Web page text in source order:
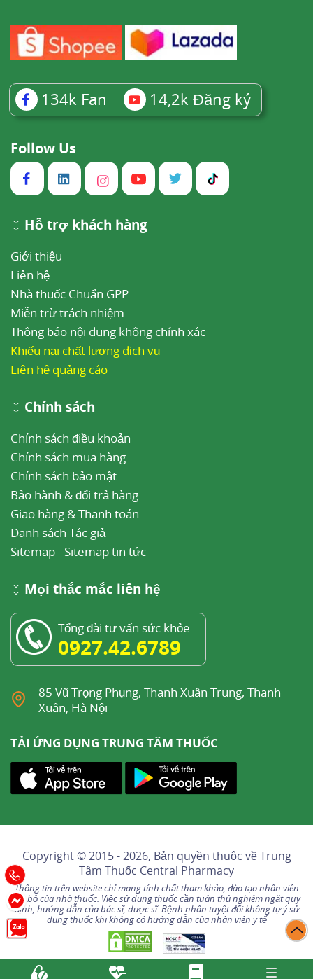
134k Fan 14,2k Đăng ký
Follow Us
Hỗ trợ khách hàng
Giới thiệu
Liên hệ
Nhà thuốc Chuẩn GPP
Miễn trừ trách nhiệm
Thông báo nội dung không chính xác
Khiếu nại chất lượng dịch vụ
Liên hệ quảng cáo
Chính sách
Chính sách điều khoản
Chính sách mua hàng
Chính sách bảo mật
Bảo hành & đổi trả hàng
Giao hàng & Thanh toán
Danh sách Tác giả
Sitemap- Sitemap tin tức
Mọi thắc mắc liên hệ
Tổng đài tư vấn sức khỏe
0927.42.6789
85 Vũ Trọng Phụng, Thanh Xuân Trung, Thanh
Xuân, Hà Nội
TẢI ỨNG DỤNG TRUNG TÂM THUỐC
Copyright © 2015 - 2026, Bản quyền thuộc vềTrung
Tâm Thuốc Central Pharmacy
Thông tin trên website chỉ mang tính chất tham khảo, đào tạo nhân viên
nội bộ của nhà thuốc. Việc sử dụng thuốc cần tuân thủ nghiêm ngặt quy
định, hướng dẫn của bác sĩ, dược sĩ. Bệnh nhân tuyệt đối không tự ý sử
dụng thuốc khi không có hướng dẫn của nhân viên y tế